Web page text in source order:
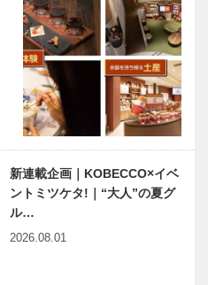
新連載企画｜KOBECCO×イベ
ントミツケタ!｜“大人”の夏グ
ル…
2026.08.01